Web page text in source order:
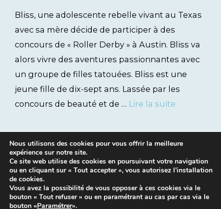
Bliss, une adolescente rebelle vivant au Texas
avec sa mère décide de participer à des
concours de « Roller Derby » à Austin. Bliss va
alors vivre des aventures passionnantes avec
un groupe de filles tatouées. Bliss est une
jeune fille de dix-sept ans. Lassée par les
concours de beauté et de … Lire la suite
Mentions légales
Nous utilisons des cookies pour vous offrir la meilleure
expérience sur notre site.
Ce site web utilise des cookies en poursuivant votre navigation
ou en cliquant sur « Tout accepter », vous autorisez l’installation
de cookies.
Vous avez la possibilité de vous opposer à ces cookies via le
bouton « Tout refuser » ou en paramétrant au cas par cas via le
bouton «Paramétrer».